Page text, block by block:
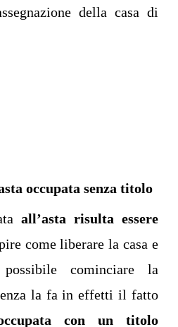
della casa di
occupata senza titolo
all’asta risulta essere
come liberare la casa e
cominciare la
la fa in effetti il fatto
con un titolo